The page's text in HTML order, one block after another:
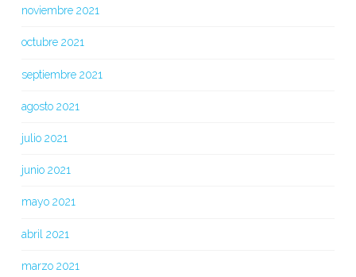
noviembre 2021
octubre 2021
septiembre 2021
agosto 2021
julio 2021
junio 2021
mayo 2021
abril 2021
marzo 2021